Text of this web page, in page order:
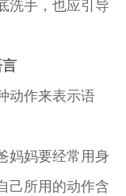
洗手，也应引导
作来表示语
妈要经常用身
己所用的动作含